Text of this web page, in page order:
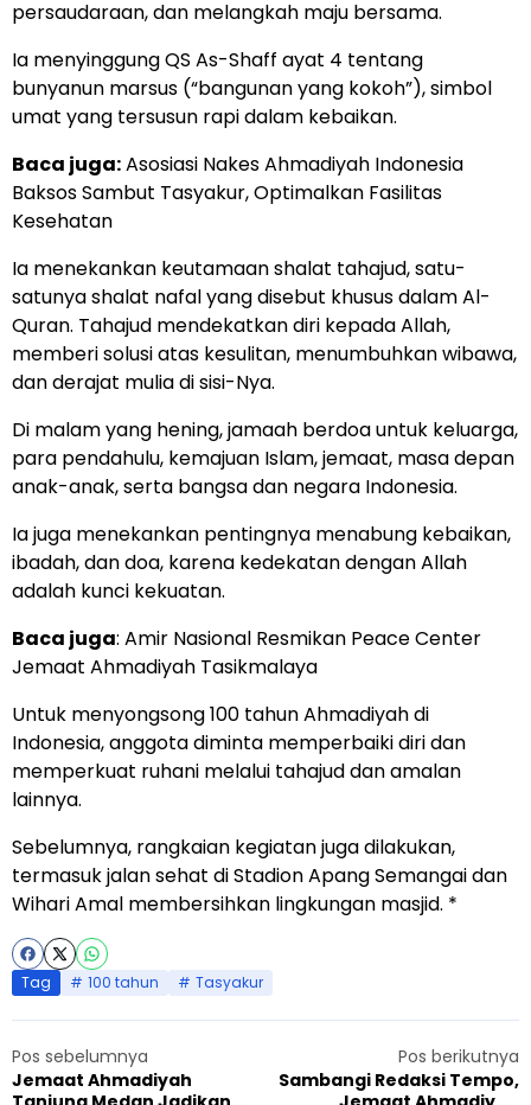
persaudaraan, dan melangkah maju bersama.
Ia menyinggung QS As-Shaff ayat 4 tentang
bunyanun marsus (“bangunan yang kokoh”), simbol
umat yang tersusun rapi dalam kebaikan.
Baca juga:Asosiasi Nakes Ahmadiyah Indonesia
Baksos Sambut Tasyakur, Optimalkan Fasilitas
Kesehatan
Ia menekankan keutamaan shalat tahajud, satu-
satunya shalat nafal yang disebut khusus dalam Al-
Quran. Tahajud mendekatkan diri kepada Allah,
memberi solusi atas kesulitan, menumbuhkan wibawa,
dan derajat mulia di sisi-Nya.
Di malam yang hening, jamaah berdoa untuk keluarga,
para pendahulu, kemajuan Islam, jemaat, masa depan
anak-anak, serta bangsa dan negara Indonesia.
Ia juga menekankan pentingnya menabung kebaikan,
ibadah, dan doa, karena kedekatan dengan Allah
adalah kunci kekuatan.
Baca juga: Amir Nasional Resmikan Peace Center
Jemaat Ahmadiyah Tasikmalaya
Untuk menyongsong 100 tahun Ahmadiyah di
Indonesia, anggota diminta memperbaiki diri dan
memperkuat ruhani melalui tahajud dan amalan
lainnya.
Sebelumnya, rangkaian kegiatan juga dilakukan,
termasuk jalan sehat di Stadion Apang Semangai dan
Wihari Amal membersihkan lingkungan masjid. *
Tag 100 tahun Tasyakur
Pos sebelumnya
Jemaat Ahmadiyah
Pos berikutnya
Sambangi Redaksi Tempo,